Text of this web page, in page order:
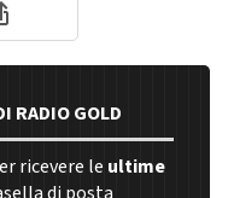
RADIO GOLD
ricevere le ultime